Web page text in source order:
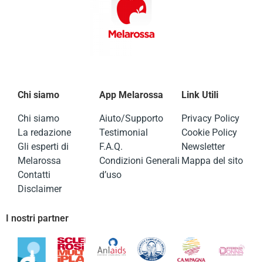
Chi siamo
Chi siamo
La redazione
Gli esperti di
Melarossa
Contatti
Disclaimer
App Melarossa
Aiuto/Supporto
Testimonial
F.A.Q.
Condizioni Generali
d’uso
Link Utili
Privacy Policy
Cookie Policy
Newsletter
Mappa del sito
I nostri partner